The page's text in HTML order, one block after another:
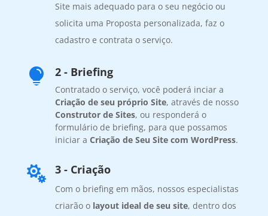
Site mais adequado para o seu negócio ou
solicita uma Proposta personalizada, faz o
cadastro e contrata o serviço.
 2 - Briefing
Contratado o serviço, você poderá inciar a
Criação de seu próprio Site, através de nosso
Construtor de Sites, ou responderá o
formulário de briefing, para que possamos
iniciar a Criação de Seu Site com WordPress.
 3 - Criação
Com o briefing em mãos, nossos especialistas
criarão o layout ideal de seu site, dentro dos